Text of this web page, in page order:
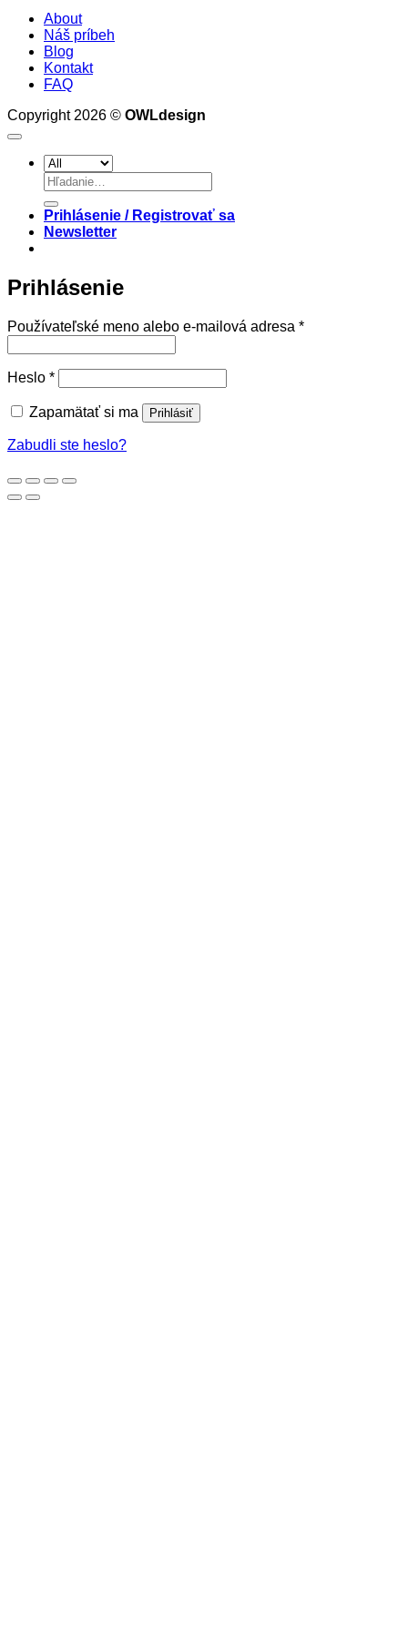
About
Náš príbeh
Blog
Kontakt
FAQ
Copyright 2026 © OWLdesign
Hľadať:
Prihlásenie / Registrovať sa
Newsletter
Prihlásenie
Používateľské meno alebo e-mailová adresa *Povinné
Heslo *Povinné
Zapamätať si ma Prihlásiť
Zabudli ste heslo?